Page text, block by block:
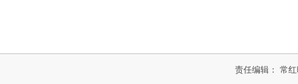
责任编辑： 常